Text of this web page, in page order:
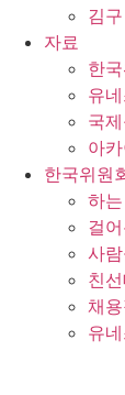
김
자료
한
유
국
아
한국위원
하
걸
사
친
채
유